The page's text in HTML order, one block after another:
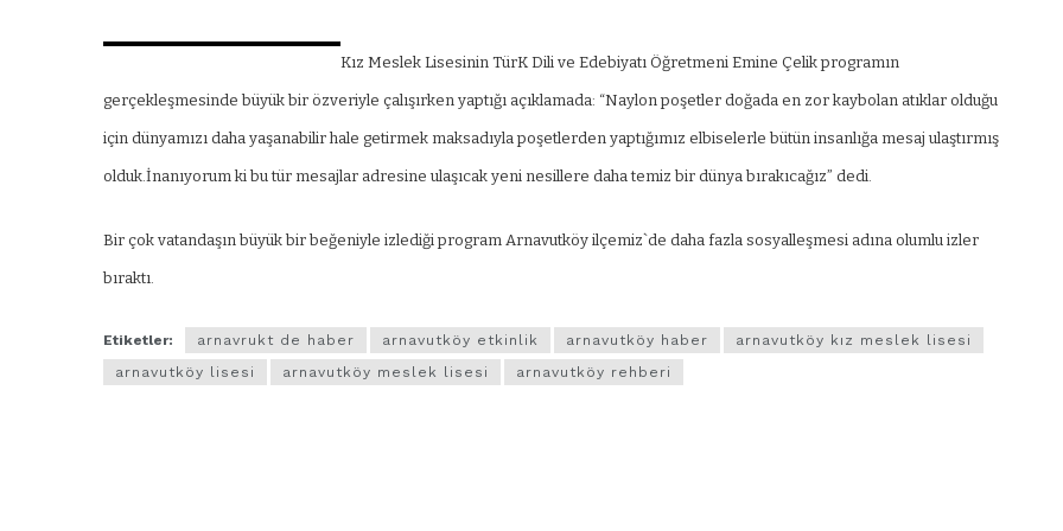
Kız Meslek Lisesinin TürK Dili ve Edebiyatı Öğretmeni Emine Çelik programın
gerçekleşmesinde büyük bir özveriyle çalışırken yaptığı açıklamada: “Naylon poşetler doğada en zor kaybolan atıklar olduğu
için dünyamızı daha yaşanabilir hale getirmek maksadıyla poşetlerden yaptığımız elbiselerle bütün insanlığa mesaj ulaştırmış
olduk.İnanıyorum ki bu tür mesajlar adresine ulaşıcak yeni nesillere daha temiz bir dünya bırakıcağız” dedi.
Bir çok vatandaşın büyük bir beğeniyle izlediği program Arnavutköy ilçemiz`de daha fazla sosyalleşmesi adına olumlu izler
bıraktı.
Etiketler: arnavrukt de haber arnavutköy etkinlik arnavutköy haber
arnavutköy kız meslek lisesi
arnavutköy lisesi
arnavutköy meslek lisesi arnavutköy rehberi